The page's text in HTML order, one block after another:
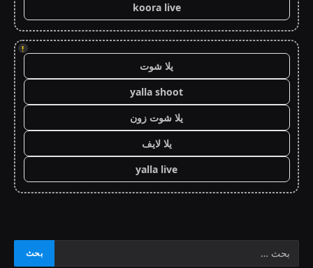
koora live
!
يلا شوت
yalla shoot
يلا شوت زون
يلا لايف
yalla live